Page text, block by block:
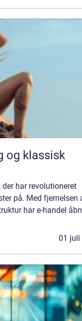
har revolutioneret
på. Med fjernelsen
har e-handel
01 juli